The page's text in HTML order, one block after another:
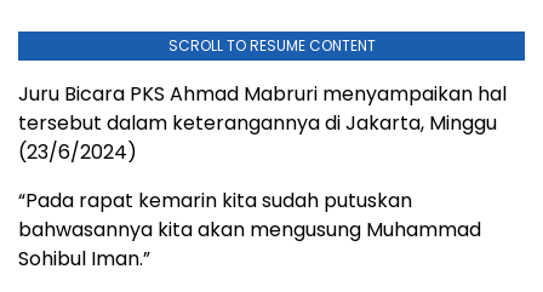
SCROLL TO RESUME CONTENT
Juru Bicara PKS Ahmad Mabruri menyampaikan hal
tersebut dalam keterangannya di Jakarta, Minggu
(23/6/2024)
“Pada rapat kemarin kita sudah putuskan
bahwasannya kita akan mengusung Muhammad
Sohibul Iman.”